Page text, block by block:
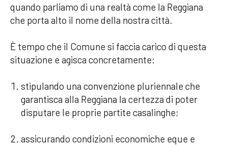
quando parliamo di una realtà come la Reggiana
che porta alto il nome della nostra città.
È tempo che il Comune si faccia carico di questa
situazione e agisca concretamente:
stipulando una convenzione pluriennale che
garantisca alla Reggiana la certezza di poter
disputare le proprie partite casalinghe;
assicurando condizioni economiche eque e